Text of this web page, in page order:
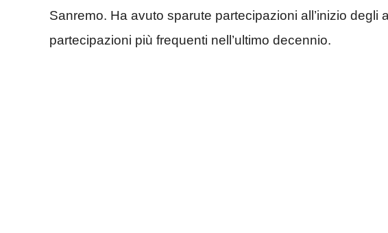
Sanremo. Ha avuto sparute partecipazioni all’inizio degli
partecipazioni più frequenti nell’ultimo decennio.